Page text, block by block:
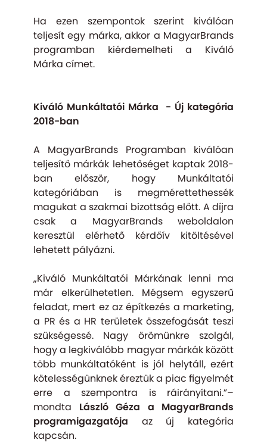
Ha ezen szempontok szerint kiválóan
teljesít egy márka, akkor a MagyarBrands
programban kiérdemelheti a Kiváló
Márka címet.
Kiváló Munkáltatói Márka - Új kategória
2018-ban
A MagyarBrands Programban kiválóan
teljesítő márkák lehetőséget kaptak 2018-
ban először, hogy Munkáltatói
kategóriában is megmérettethessék
magukat a szakmai bizottság előtt. A díjra
csak a MagyarBrands weboldalon
keresztül elérhető kérdőív kitöltésével
lehetett pályázni.
„Kiváló Munkáltatói Márkának lenni ma
már elkerülhetetlen. Mégsem egyszerű
feladat, mert ez az építkezés a marketing,
a PR és a HR területek összefogását teszi
szükségessé. Nagy örömünkre szolgál,
hogy a legkiválóbb magyar márkák között
több munkáltatóként is jól helytáll, ezért
kötelességünknek éreztük a piac figyelmét
erre a szempontra is ráirányítani.”–
mondta László Géza a MagyarBrands
programigazgatója az új kategória
kapcsán.